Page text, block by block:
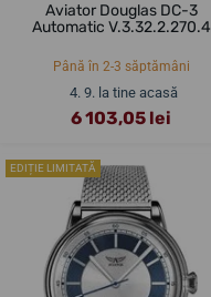
Aviator Douglas DC-3
Automatic V.3.32.2.270.4
Până în 2-3 săptămâni
4. 9. la tine acasă
6 103,05 lei
EDIȚIE LIMITATĂ